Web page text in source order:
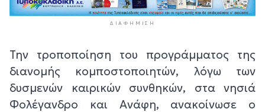
ΔΙΑΦΉΜΙΣΗ
Την τροποποίηση του προγράμματος της
διανομής κομποστοποιητών, λόγω των
δυσμενών καιρικών συνθηκών, στα νησιά
Φολέγανδρο και Ανάφη, ανακοίνωσε ο